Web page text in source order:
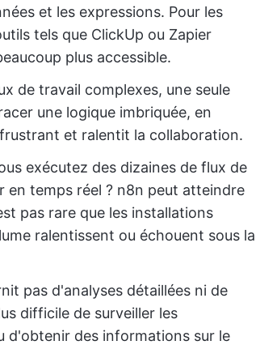
et les expressions. Pour les
tels que ClickUp ou Zapier
plus accessible.
de travail complexes, une seule
une logique imbriquée, en
et ralentit la collaboration.
exécutez des dizaines de flux de
en temps réel ? n8n peut atteindre
pas rare que les installations
ralentissent ou échouent sous la
pas d'analyses détaillées ni de
difficile de surveiller les
d'obtenir des informations sur le